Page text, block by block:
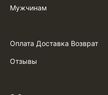
Мужчинам
Оплата Доставка Возврат
Отзывы